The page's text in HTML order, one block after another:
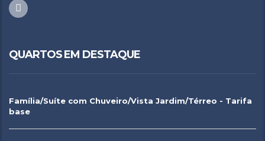
QUARTOS EM DESTAQUE
Família/Suíte com Chuveiro/Vista Jardim/Térreo - Tarifa
base